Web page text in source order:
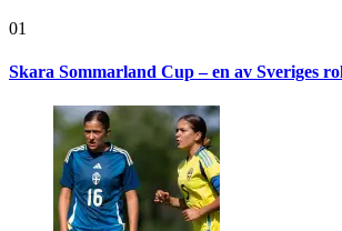
01
Skara Sommarland Cup – en av Sveriges